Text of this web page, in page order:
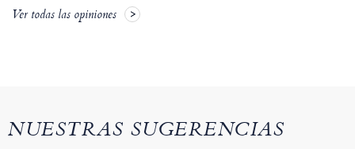
Ver todas las opiniones
NUESTRAS SUGERENCIAS